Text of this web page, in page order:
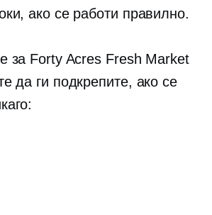
ако се работи правилно.
за Forty Acres Fresh Market
да ги подкрепите, ако се